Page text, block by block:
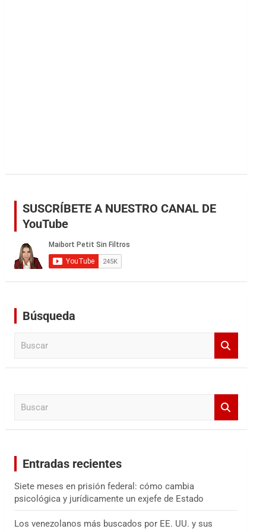
SUSCRÍBETE A NUESTRO CANAL DE
YouTube
Búsqueda
Entradas recientes
Siete meses en prisión federal: cómo cambia
psicológica y jurídicamente un exjefe de Estado
Los venezolanos más buscados por EE. UU. y sus